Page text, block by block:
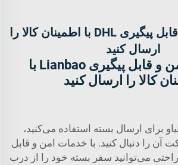
با خدمات امن و قابل پیگیری DHL با اطمینان کالا را
ارسال کنید
با خدمات امن و قابل پیگیری Lianbao با
کالا را ارسال کنید
برای ارسال بسته استفاده می‌کنید،
آن را دنبال کنید. با خدمات امن و قابل
راحتی می‌توانید سفر بسته خود را از درب